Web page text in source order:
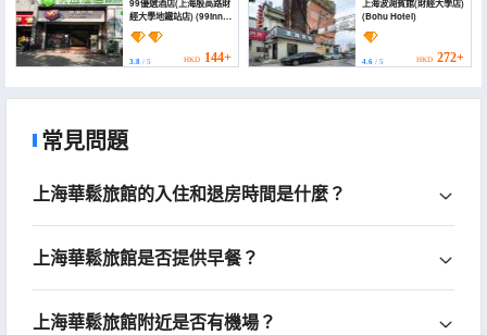
99優選酒店(上海殷高路財
經大學地鐵站店) (99inn
Selected Hotel
(Shanghai Yingaolu
University of Finance
and Economics Subway
3.8 / 5 HKD 144+
上海波湖賓館(財經大學店)
(Bohu Hotel)
4.6/ 5 HKD 272+
常見問題
上海華鬆旅館的入住和退房時間是什麼？
上海華鬆旅館是否提供早餐？
上海華鬆旅館附近是否有機場？